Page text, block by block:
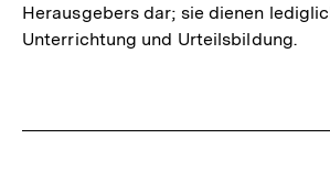
Herausgebers dar; sie dienen
Unterrichtung und Urteilsbildung.